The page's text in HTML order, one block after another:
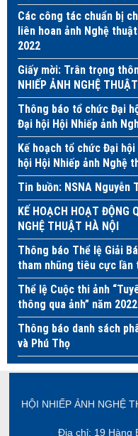
Các công tác chuẩn bị
liên hoan ảnh Nghệ
2022
Giấy mời: Trân trọng
NHIẾP ẢNH NGHỆ
Thông báo tổ chức Đại
Đại hội Hội Nhiếp ảnh
Kế hoạch tổ chức Đại
hội Hội Nhiếp ảnh Nghệ
Tin buồn: NSNA
KẾ HOẠCH HOẠT ĐỘNG
NGHỆ THUẬT HÀ NỘI
Thông báo Thể lệ Giải
tham nhũng tiêu cực lần
Thể lệ Cuộc thi ảnh
thông qua ảnh” năm 2022
Thông báo danh sách
và Phú Thọ
HỘI NHIẾP ẢNH NGHỆ
Địa chỉ: 19 Hàng